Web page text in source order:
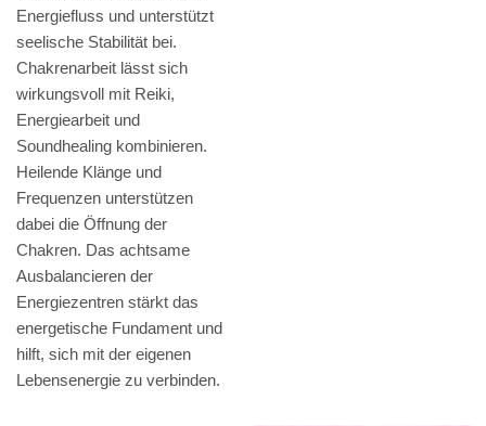
Energiefluss und unterstützt
seelische Stabilität bei.
Chakrenarbeit lässt sich
wirkungsvoll mit Reiki,
Energiearbeit und
Soundhealing kombinieren.
Heilende Klänge und
Frequenzen unterstützen
dabei die Öffnung der
Chakren. Das achtsame
Ausbalancieren der
Energiezentren stärkt das
energetische Fundament und
hilft, sich mit der eigenen
Lebensenergie zu verbinden.